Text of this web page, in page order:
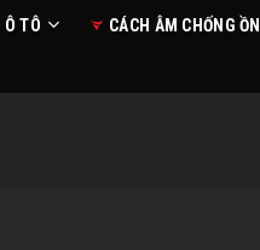
TÔ CÁCH ÂM CHỐNG ỒN